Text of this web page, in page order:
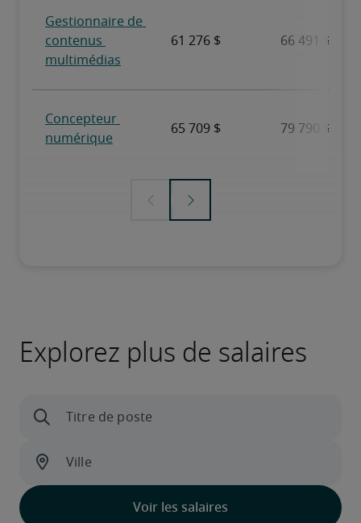
Explorez plus de salaires